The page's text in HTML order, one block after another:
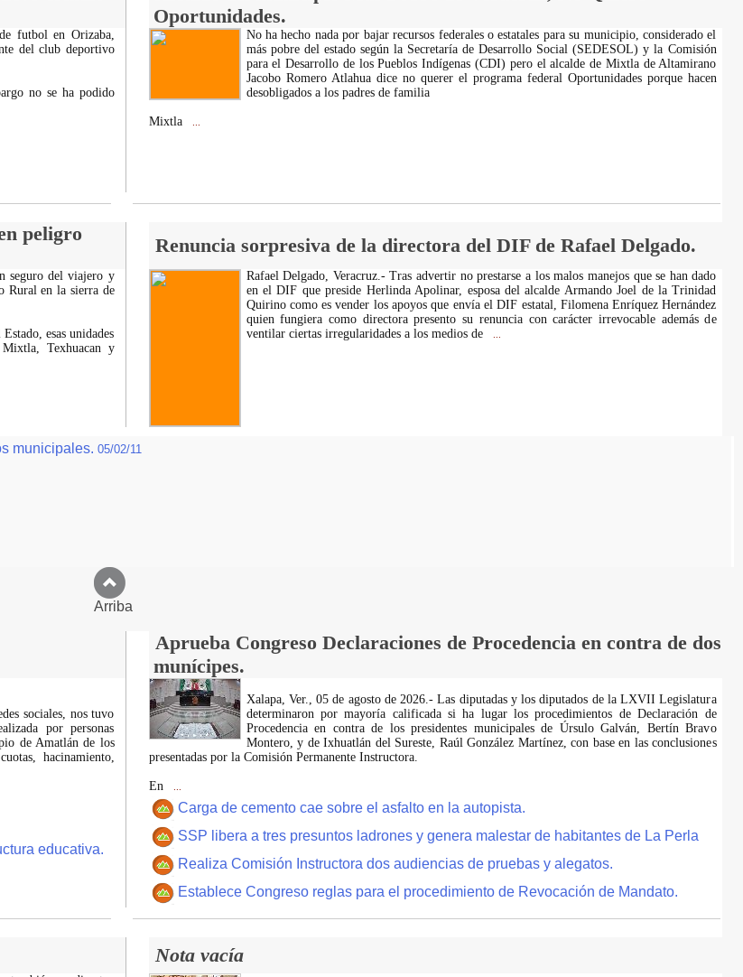
Oportunidades.
futbol en Orizaba,
del club deportivo
no se ha podido
No ha hecho nada por bajar recursos federales o estatales para su municipio, considerado el
más pobre del estado según la Secretaría de Desarrollo Social (SEDESOL) y la Comisión
para el Desarrollo de los Pueblos Indígenas (CDI) pero el alcalde de Mixtla de Altamirano
Jacobo Romero Atlahua dice no querer el programa federal Oportunidades porque hacen
desobligados a los padres de familia
Mixtla
peligro
Renuncia sorpresiva de la directora del DIF de Rafael Delgado.
seguro del viajero y
Rural en la sierra de
esas unidades
Texhuacan y
Rafael Delgado, Veracruz.- Tras advertir no prestarse a los malos manejos que se han dado
en el DIF que preside Herlinda Apolinar, esposa del alcalde Armando Joel de la Trinidad
Quirino como es vender los apoyos que envía el DIF estatal, Filomena Enríquez Hernández
quien fungiera como directora presento su renuncia con carácter irrevocable además de
ventilar ciertas irregularidades a los medios de
municipales. 05/02/11
Arriba
Aprueba Congreso Declaraciones de Procedencia en contra de dos
munícipes.
sociales, nos tuvo
por personas
de Amatlán de los
hacinamiento,
educativa.
Xalapa, Ver., 05 de agosto de 2026.- Las diputadas y los diputados de la LXVII Legislatura
determinaron por mayoría calificada si ha lugar los procedimientos de Declaración de
Procedencia en contra de los presidentes municipales de Úrsulo Galván, Bertín Bravo
Montero, y de Ixhuatlán del Sureste, Raúl González Martínez, con base en las conclusiones
presentadas por la Comisión Permanente Instructora.
En
Carga de cemento cae sobre el asfalto en la autopista.
SSP libera a tres presuntos ladrones y genera malestar de habitantes de La Perla
Realiza Comisión Instructora dos audiencias de pruebas y alegatos.
Establece Congreso reglas para el procedimiento de Revocación de Mandato.
Nota vacía